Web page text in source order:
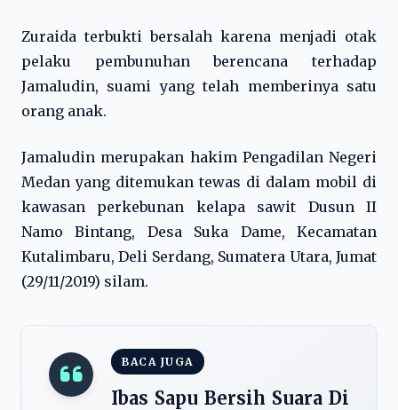
Zuraida terbukti bersalah karena menjadi otak
pelaku pembunuhan berencana terhadap
Jamaludin, suami yang telah memberinya satu
orang anak.
Jamaludin merupakan hakim Pengadilan Negeri
Medan yang ditemukan tewas di dalam mobil di
kawasan perkebunan kelapa sawit Dusun II
Namo Bintang, Desa Suka Dame, Kecamatan
Kutalimbaru, Deli Serdang, Sumatera Utara, Jumat
(29/11/2019) silam.
BACA JUGA
Ibas Sapu Bersih Suara Di